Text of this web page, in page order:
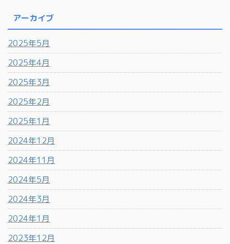
アーカイブ
2025年5月
2025年4月
2025年3月
2025年2月
2025年1月
2024年12月
2024年11月
2024年5月
2024年3月
2024年1月
2023年12月